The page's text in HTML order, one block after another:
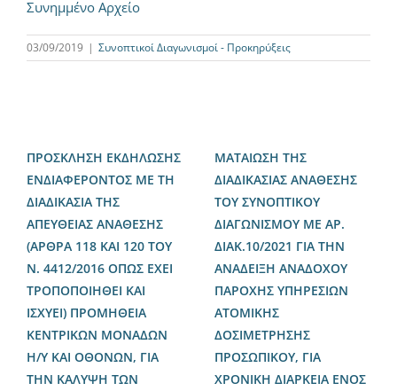
Συνημμένο Αρχείο
03/09/2019 | Συνοπτικοί Διαγωνισμοί - Προκηρύξεις
ΠΡΟΣΚΛΗΣΗ ΕΚΔΗΛΩΣΗΣ
ΕΝΔΙΑΦΕΡΟΝΤΟΣ ΜΕ ΤΗ
ΔΙΑΔΙΚΑΣΙΑ ΤΗΣ
ΑΠΕΥΘΕΙΑΣ ΑΝΑΘΕΣΗΣ
(ΑΡΘΡΑ 118 ΚΑΙ 120 ΤΟΥ
Ν. 4412/2016 ΟΠΩΣ ΕΧΕΙ
ΤΡΟΠΟΠΟΙΗΘΕΙ ΚΑΙ
ΙΣΧΥΕΙ) ΠΡΟΜΗΘΕΙΑ
ΚΕΝΤΡΙΚΩΝ ΜΟΝΑΔΩΝ
Η/Υ ΚΑΙ ΟΘΟΝΩΝ, ΓΙΑ
ΤΗΝ ΚΑΛΥΨΗ ΤΩΝ
ΜΑΤΑΙΩΣΗ ΤΗΣ
ΔΙΑΔΙΚΑΣΙΑΣ ΑΝΑΘΕΣΗΣ
ΤΟΥ ΣΥΝΟΠΤΙΚΟΥ
ΔΙΑΓΩΝΙΣΜΟΥ ΜΕ ΑΡ.
ΔΙΑΚ.10/2021 ΓΙΑ ΤΗΝ
ΑΝΑΔΕΙΞΗ ΑΝΑΔΟΧΟΥ
ΠΑΡΟΧΗΣ ΥΠΗΡΕΣΙΩΝ
ΑΤΟΜΙΚΗΣ
ΔΟΣΙΜΕΤΡΗΣΗΣ
ΠΡΟΣΩΠΙΚΟΥ, ΓΙΑ
ΧΡΟΝΙΚΗ ΔΙΑΡΚΕΙΑ ΕΝΟΣ